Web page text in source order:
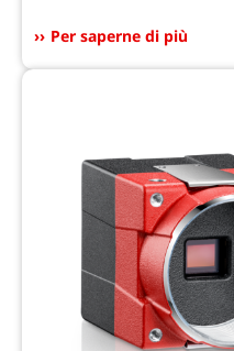
Per saperne di più